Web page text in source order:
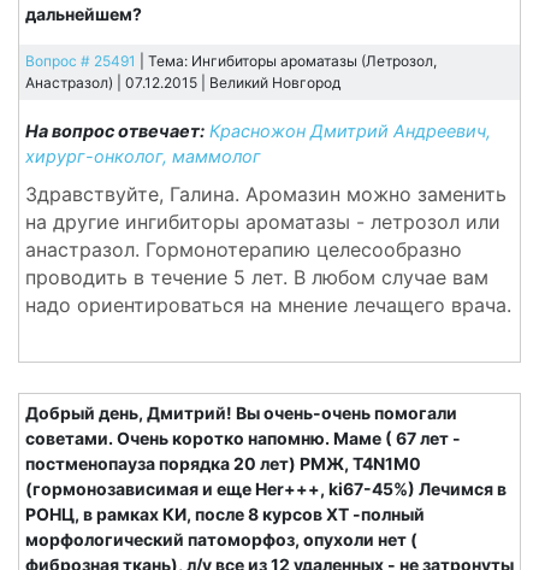
дальнейшем?
Вопрос # 25491
| Тема: Ингибиторы ароматазы (Летрозол,
Анастразол) | 07.12.2015 | Великий Новгород
На вопрос отвечает: Красножон Дмитрий Андреевич,
хирург-онколог, маммолог
Здравствуйте, Галина. Аромазин можно заменить
на другие ингибиторы ароматазы - летрозол или
анастразол. Гормонотерапию целесообразно
проводить в течение 5 лет. В любом случае вам
надо ориентироваться на мнение лечащего врача.
Добрый день, Дмитрий! Вы очень-очень помогали
советами. Очень коротко напомню. Маме ( 67 лет -
постменопауза порядка 20 лет) РМЖ, Т4N1M0
(гормонозависимая и еще Her+++, ki67-45%) Лечимся в
РОНЦ, в рамках КИ, после 8 курсов ХТ -полный
морфологический патоморфоз, опухоли нет (
фиброзная ткань), л/у все из 12 удаленных - не затронуты